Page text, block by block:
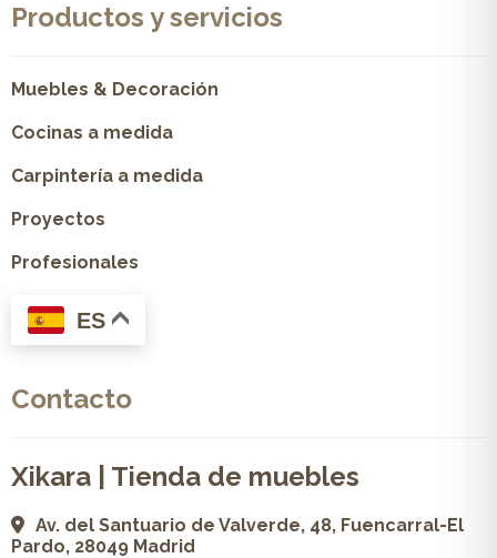
Productos y servicios
Muebles & Decoración
Cocinas a medida
Carpintería a medida
Proyectos
Profesionales
ES
Contacto
Xikara | Tienda de muebles
Av. del Santuario de Valverde, 48, Fuencarral-El
Pardo, 28049 Madrid